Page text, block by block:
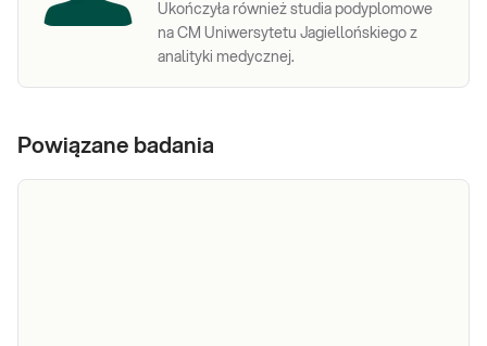
Ukończyła również studia podyplomowe
na CM Uniwersytetu Jagiellońskiego z
analityki medycznej.
Powiązane badania